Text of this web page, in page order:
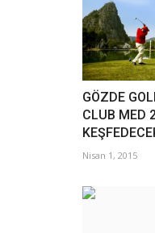
GÖZDE
CLUB MED
Nisan 1, 2015